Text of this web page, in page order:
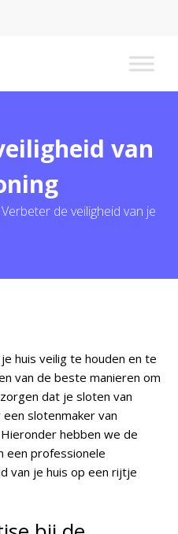
van
Verbeter de veiligheid van je
huis veilig te houden en te
van de beste manieren om
dat je sloten van
slotenmaker van
hebben we de
een professionele
van je huis op een rijtje